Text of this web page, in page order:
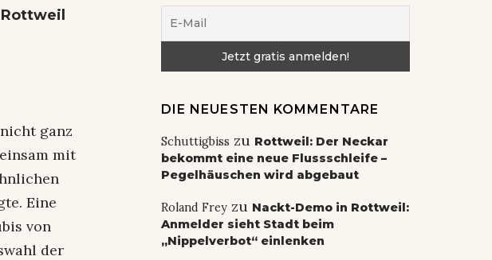
ganz
mit
Eine
von
der
DIE NEUESTEN KOMMENTARE
Schuttigbiss zu Rottweil: Der Neckar
bekommt eine neue Flussschleife –
Pegelhäuschen wird abgebaut
Roland Freyzu Nackt-Demo in Rottweil:
Anmelder sieht Stadt beim
„Nippelverbot“ einlenken